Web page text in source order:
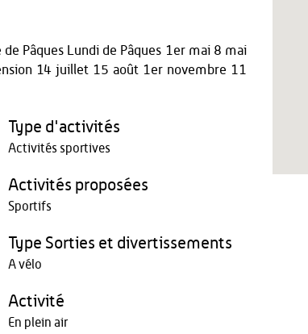
Pâques Lundi de Pâques 1er mai 8 mai
14 juillet 15 août 1er novembre 11
Type d'activités
Activités sportives
Activités proposées
Sportifs
Type Sorties et divertissements
A vélo
Activité
En plein air